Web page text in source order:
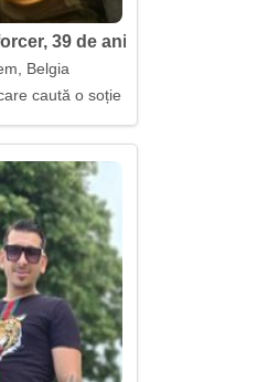
39 de ani
Belgia
caută o soție